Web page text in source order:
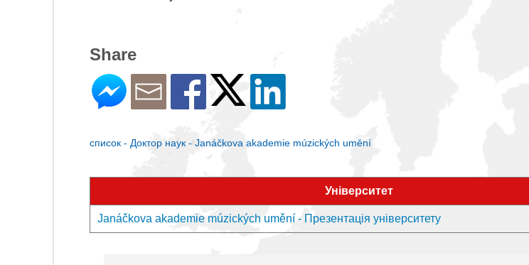
Share
список - Доктор наук - Janáčkova akademie múzických umění
Університет
Janáčkova akademie múzických umění - Презентація університету